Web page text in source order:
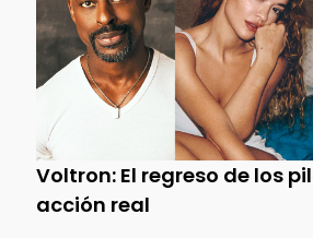
Voltron: El regreso de los
acción real